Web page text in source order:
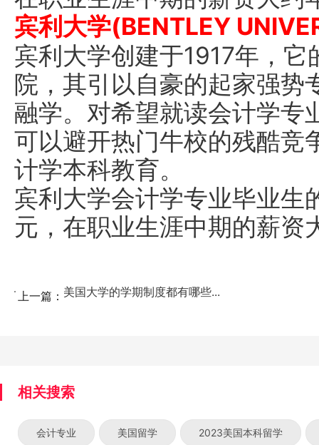
宾利大学(BENTLEY
宾利大学创建于1917年，
院，其引以自豪的起家强势
融学。对希望就读会计学专
可以避开热门牛校的残酷竞
计学本科教育。
宾利大学会计学专业毕业生
元，在职业生涯中期的薪资
上一篇： 美国大学的学期制度都有哪些...
相关搜索
会计专业 美国留学 2023美国本科留学